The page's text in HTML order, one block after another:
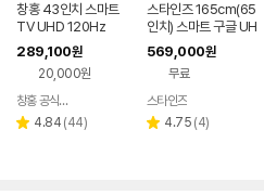
창홍 43인치 스마트
TV UHD 120Hz
289,100원
20,000원
페이
창홍 공식스토어
별 4.84 리
(44)
스타인즈 165cm(65
인치) 스마트 구글 UH
D TV KKZ6500SU
H 중소기업 1등급
569,000원
무료
페이
스타인즈
별 4.75 리
(4)